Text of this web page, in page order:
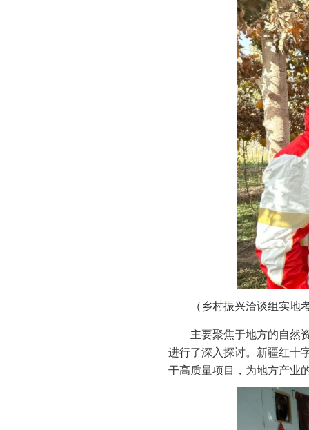
（乡村振兴洽谈组实地
主要聚焦于地方的自然
进行了深入探讨。新疆红十
干高质量项目，为地方产业